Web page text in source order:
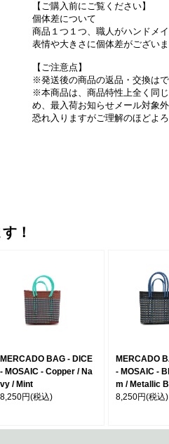
【ご購入前にご覧ください】
個体差について
商品１つ１つ、職人がハンドメ
表情や大きさに個体差がございま
【ご注意点】
※発送後の商品の返品・交換は
※本商品は、商品特性上全く同
め、最入荷お知らせメール対象
恐れ入りますがご理解のほどよ
！
MERCADO BAG - DICE
- MOSAIC - Copper / Na
vy / Mint
8,250円(税込)
MERCADO
- MOSAIC -
m / Metallic
8,250円(税込)